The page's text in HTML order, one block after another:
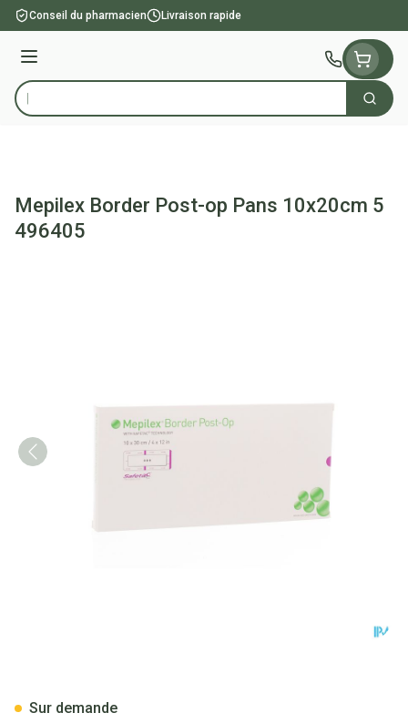
Aller au contenu
Conseil du pharmacien Livraison rapide
Menu
Rechercher
Mepilex Border Post-op Pans 10x20cm 5
496405
Sur demande